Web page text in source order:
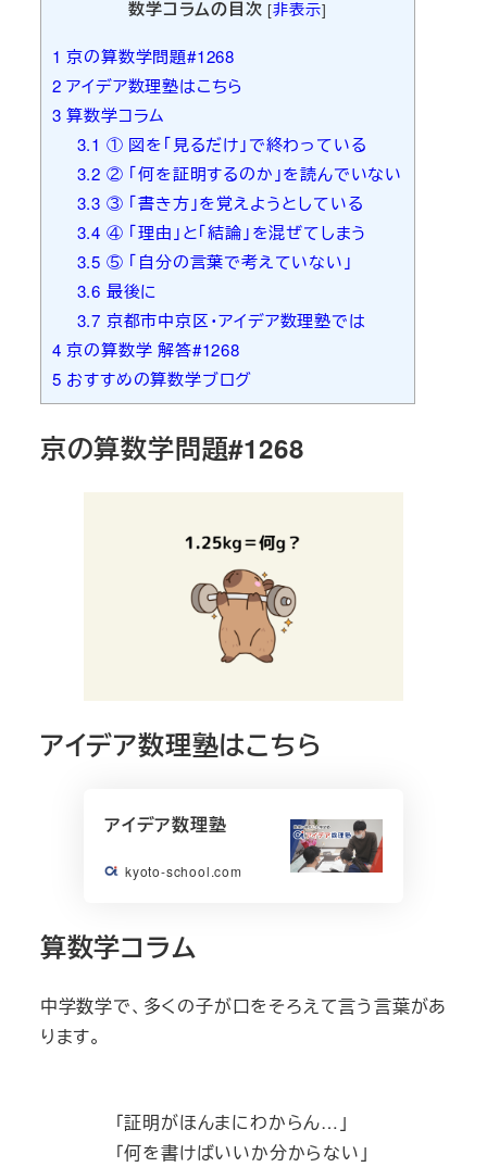
数学コラムの目次 [非表示]
1 京の算数学問題#1268
2 アイデア数理塾はこちら
3 算数学コラム
3.1 ① 図を「見るだけ」で終わっている
3.2 ② 「何を証明するのか」を読んでいない
3.3 ③ 「書き方」を覚えようとしている
3.4 ④ 「理由」と「結論」を混ぜてしまう
3.5 ⑤ 「自分の言葉で考えていない」
3.6 最後に
3.7 京都市中京区・アイデア数理塾では
4 京の算数学 解答#1268
5 おすすめの算数学ブログ
京の算数学問題#1268
アイデア数理塾はこちら
アイデア数理塾
kyoto-school.com
算数学コラム
中学数学で、多くの子が口をそろえて言う言葉があ
ります。
「証明がほんまにわからん…」
「何を書けばいいか分からない」